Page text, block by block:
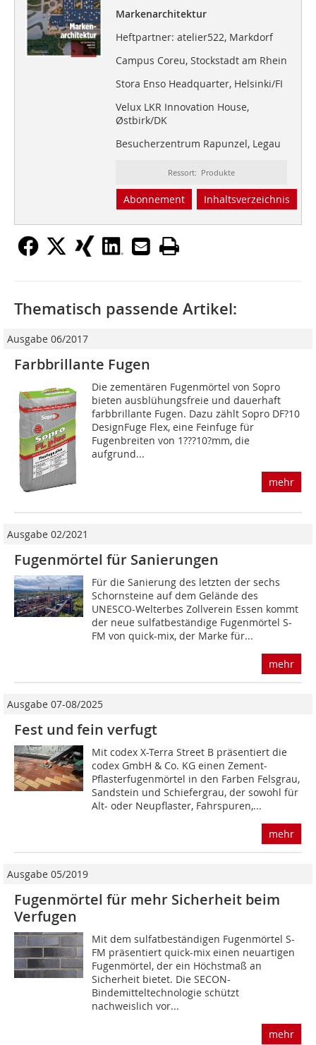
Markenarchitektur
Heftpartner: atelier522, Markdorf
Campus Coreu, Stockstadt am Rhein
Stora Enso Headquarter, Helsinki/FI
Velux LKR Innovation House,
Østbirk/DK
Besucherzentrum Rapunzel, Legau
Ressort: Produkte
Abonnement Inhaltsverzeichnis
Thematisch passende Artikel:
Ausgabe 06/2017
Farbbrillante Fugen
Die zementären Fugenmörtel von Sopro
bieten ausblühungsfreie und dauerhaft
farbbrillante Fugen. Dazu zählt Sopro DF?10
DesignFuge Flex, eine Feinfuge für
Fugenbreiten von 1???10?mm, die
aufgrund...
mehr
Ausgabe 02/2021
Fugenmörtel für Sanierungen
Für die Sanierung des letzten der sechs
Schornsteine auf dem Gelände des
UNESCO-Welterbes Zollverein Essen kommt
der neue sulfatbeständige Fugenmörtel S-
FM von quick-mix, der Marke für...
mehr
Ausgabe 07-08/2025
Fest und fein verfugt
Mit codex X-Terra Street B präsentiert die
codex GmbH & Co. KG einen Zement-
Pflasterfugenmörtel in den Farben Felsgrau,
Sandstein und Schiefergrau, der sowohl für
Alt- oder Neupflaster, Fahrspuren,...
mehr
Ausgabe 05/2019
Fugenmörtel für mehr Sicherheit beim
Verfugen
Mit dem sulfatbeständigen Fugenmörtel S-
FM präsentiert quick-mix einen neuartigen
Fugenmörtel, der ein Höchstmaß an
Sicherheit bietet. Die SECON-
Bindemitteltechnologie schützt
nachweislich vor...
mehr